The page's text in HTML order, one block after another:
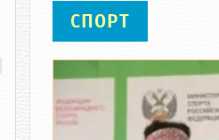
СПОРТ